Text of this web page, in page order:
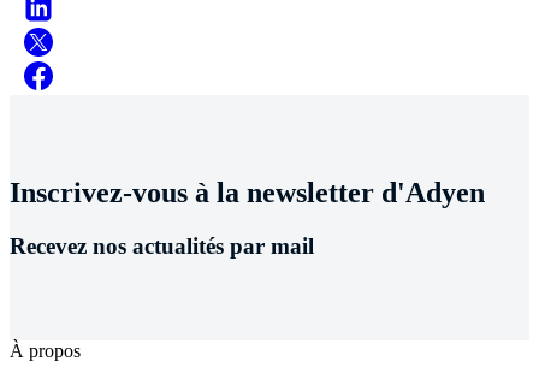
Inscrivez-vous à la newsletter d'Adyen
Recevez nos actualités par mail
À propos